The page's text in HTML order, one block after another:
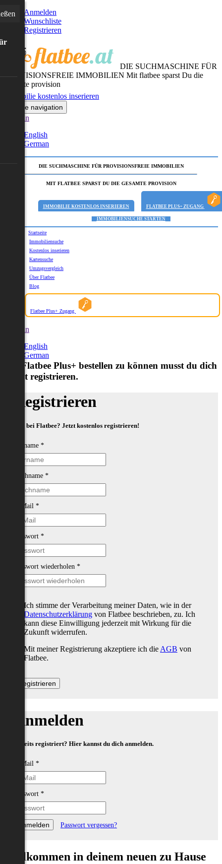
Anmelden
Wunschliste
Registrieren
DIE SUCHMASCHINE FÜR
PROVISIONSFREIE IMMOBILIEN Mit flatbee sparst Du die
gesamte provision
Immobilie kostenlos inserieren
Toggle navigation
German
English
German
DIE SUCHMASCHINE FÜR PROVISIONSFREIE IMMOBILIEN
MIT FLATBEE SPARST DU DIE GESAMTE PROVISION
IMMOBILIE KOSTENLOS INSERIEREN FLATBEE PLUS+ ZUGANG
IMMOBILIENSUCHE STARTEN
Startseite
Immobiliensuche
Kostenlos inserieren
Kartensuche
Umzugsvergleich
Über Flatbee
Blog
Flatbee Plus+ Zugang
German
English
German
Um Flatbee Plus+ bestellen zu können musst du dich
zuerst registrieren.
Registrieren
Neu bei Flatbee? Jetzt kostenlos registrieren!
Vorname *
Nachname *
E-Mail *
Passwort *
Passwort wiederholen *
Ich stimme der Verarbeitung meiner Daten, wie in der
Datenschutzerklärung von Flatbee beschrieben, zu. Ich
kann diese Einwilligung jederzeit mit Wirkung für die
Zukunft widerrufen.
Mit meiner Registrierung akzeptiere ich die AGB von
Flatbee.
Anmelden
Bereits registriert? Hier kannst du dich anmelden.
E-Mail *
Passwort *
Passwort vergessen?
Willkommen in deinem neuen zu Hause